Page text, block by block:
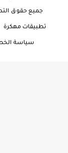
جميع حقوق
تطبيقات مهكرة
سياسة